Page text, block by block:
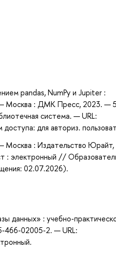
pandas, NumPy и Jupiter :
— Москва : ДМК Пресс, 2023. —
система. — URL:
для авториз.
Москва : Издательство Юрайт,
электронный //
02.07.2026).
данных» : учебно-
466-02005-2. — URL: